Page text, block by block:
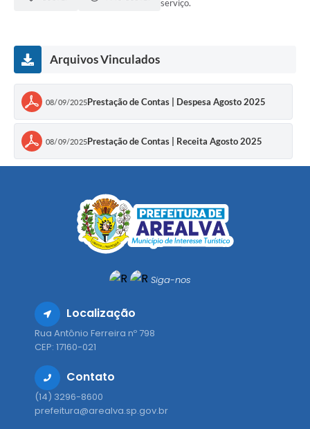
serviço.
Arquivos Vinculados
08/09/2025Prestação de Contas | Despesa Agosto 2025
08/09/2025Prestação de Contas | Receita Agosto 2025
Siga-nos
Localização
Rua Antônio Ferreira nº 798
CEP: 17160-021
Contato
(14) 3296-8600
prefeitura@arealva.sp.gov.br